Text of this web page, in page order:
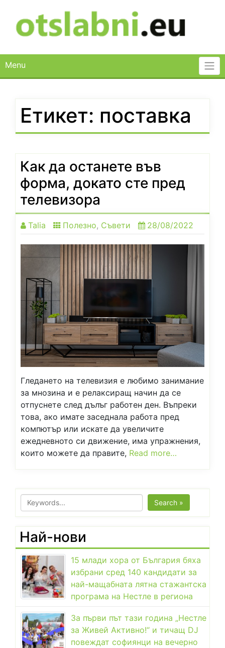
content
Menu
Етикет: поставка
Как да останете във
форма, докато сте пред
телевизора
Talia Полезно, Съвети 28/08/2022
Гледането на телевизия е любимо занимание
за мнозина и е релаксиращ начин да се
отпуснете след дълъг работен ден. Въпреки
това, ако имате заседнала работа пред
компютър или искате да увеличите
ежедневното си движение, има упражнения,
които можете да правите, Read more…
Search »
Най-нови
15 млади хора от България бяха
избрани сред 140 кандидати за
най-мащабната лятна стажантска
програма на Нестле в региона
За първи път тази година „Нестле
за Живей Активно!“ и тичащ DJ
повеждат софиянци на вечерно